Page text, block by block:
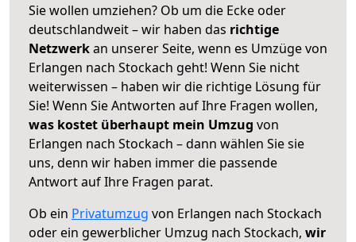
Sie wollen umziehen? Ob um die Ecke oder
deutschlandweit – wir haben das richtige
Netzwerkan unserer Seite, wenn es Umzüge von
Erlangen nach Stockach geht! Wenn Sie nicht
weiterwissen – haben wir die richtige Lösung für
Sie! Wenn Sie Antworten auf Ihre Fragen wollen,
was kostet überhaupt mein Umzug von
Erlangen nach Stockach – dann wählen Sie sie
uns, denn wir haben immer die passende
Antwort auf Ihre Fragen parat.
Ob ein Privatumzug von Erlangen nach Stockach
oder ein gewerblicher Umzug nach Stockach, wir